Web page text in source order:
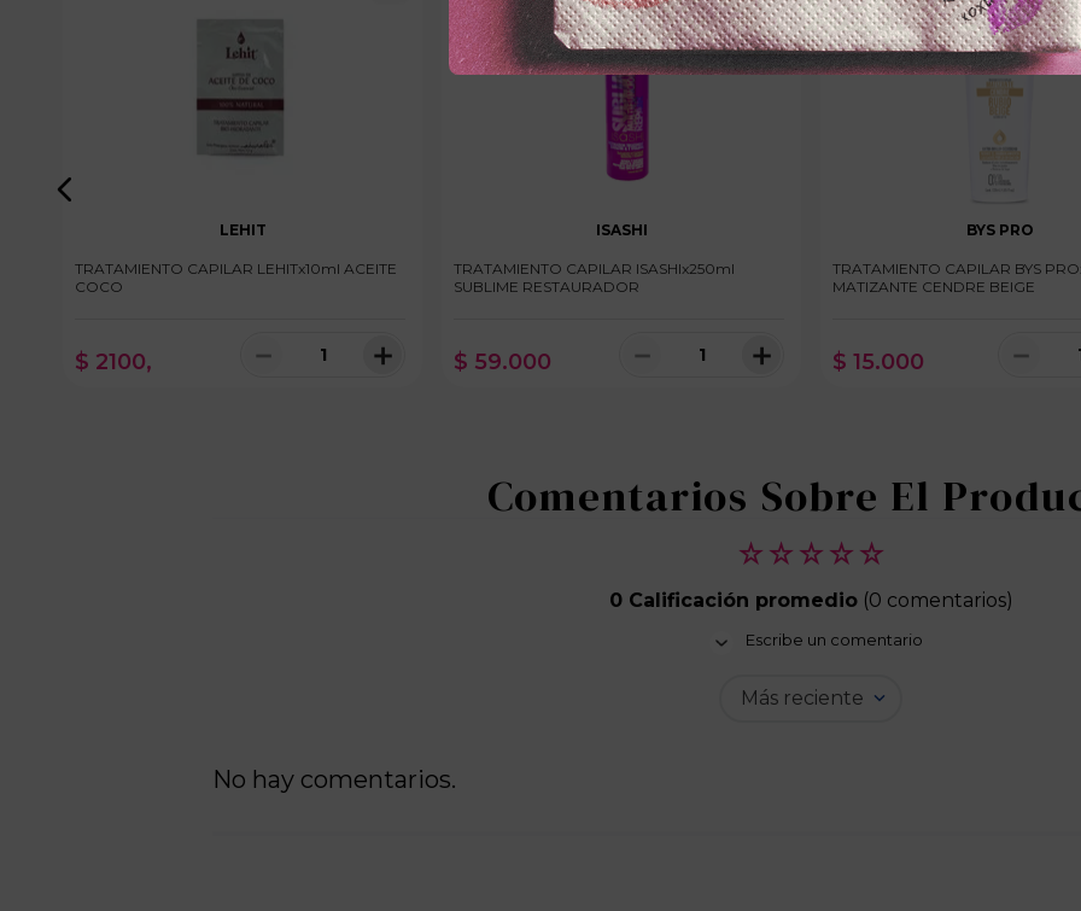
LEHIT
TRATAMIENTO CAPILAR LEHITx10ml ACEITE
COCO
$ 2100, ＋
－
ISASHI
TRATAMIENTO CAPILAR ISASHIx250ml
SUBLIME RESTAURADOR
$ 59.000 ＋
－
BYS PRO
TRATAMIENTO CAPILAR BYS
MATIZANTE CENDRE BEIGE
$ 15.000 －
☆ ☆ ☆ ☆ ☆
0 Calificación promedio (0 comentarios)
Escribe un comentario
Más reciente
No hay comentarios.